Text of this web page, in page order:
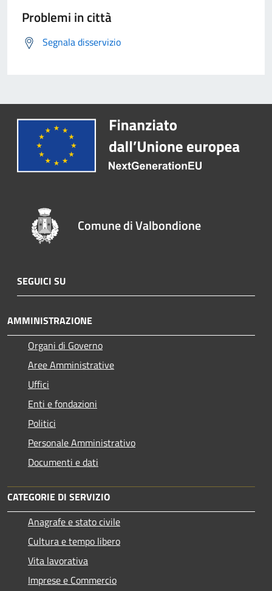
Problemi in città
Segnala disservizio
Comune di Valbondione
SEGUICI SU
AMMINISTRAZIONE
Organi di Governo
Aree Amministrative
Uffici
Enti e fondazioni
Politici
Personale Amministrativo
Documenti e dati
CATEGORIE DI SERVIZIO
Anagrafe e stato civile
Cultura e tempo libero
Vita lavorativa
Imprese e Commercio